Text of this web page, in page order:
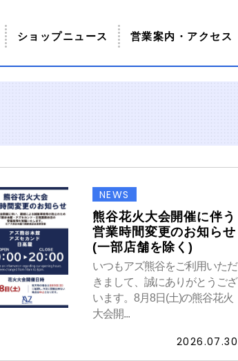
ショップニュース 営業案内・アクセス
NEWS
熊谷花火大会開催に伴う
営業時間変更のお知らせ
(一部店舗を除く)
いつもアズ熊谷をご利用いただ
きまして、誠にありがとうござ
います。8月8日(土)の熊谷花火
大会開...
2026.07.30